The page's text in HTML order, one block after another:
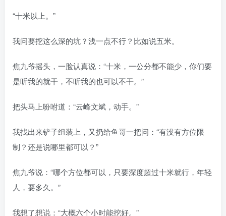
“十米以上。”
我问要挖这么深的坑？浅一点不行？比如说五米。
焦九爷摇头，一脸认真说：“十米，一公分都不能少，你们要
是听我的就干，不听我的也可以不干。”
把头马上吩咐道：“云峰文斌，动手。”
我找出来铲子组装上，又扔给鱼哥一把问：“有没有方位限
制？还是说哪里都可以？”
焦九爷说：“哪个方位都可以，只要深度超过十米就行，年轻
人，要多久。”
我想了想说：“大概六个小时能挖好。”